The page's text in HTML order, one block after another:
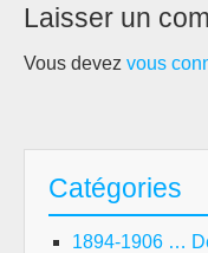
Laisser un
Vous devez vous
Catégories
1894-1906 …